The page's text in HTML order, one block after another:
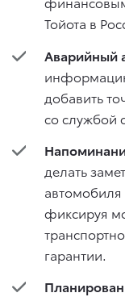
Тойота в
Аварийный
добавить
со службой
делать
автомобиля
фиксируя
гарантии.